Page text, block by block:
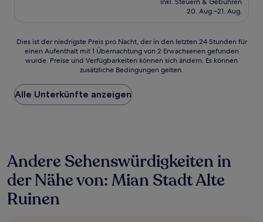
beträgt
20. Aug.–21. Aug.
Dies
der
Preis
pro
Nacht,
24 Stunden
für
einen
mit
Dies ist der niedrigste Preis pro Nacht, der in den letzten 24 Stunden für
einen Aufenthalt mit 1 Übernachtung von 2 Erwachsenen gefunden
wurde. Preise und Verfügbarkeiten können sich ändern. Es können
zusätzliche Bedingungen gelten.
Alle Unterkünfte anzeigen
Andere Sehenswürdigkeiten in
der Nähe von: Mian Stadt Alte
Ruinen